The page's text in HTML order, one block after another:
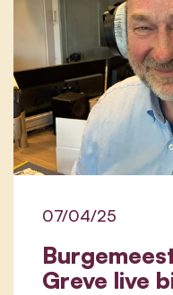
Greve live
07/04/25